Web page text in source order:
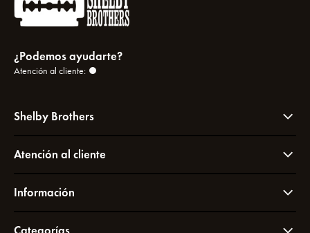
¿Podemos ayudarte?
Atención al cliente:
Shelby Brothers
Atención al cliente
Información